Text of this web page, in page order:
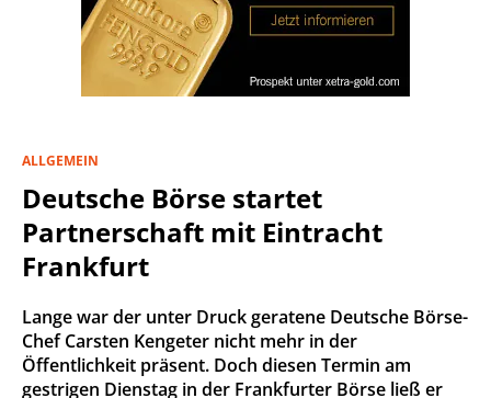
ALLGEMEIN
Deutsche Börse startet
Partnerschaft mit Eintracht
Frankfurt
Lange war der unter Druck geratene Deutsche Börse-
Chef Carsten Kengeter nicht mehr in der
Öffentlichkeit präsent. Doch diesen Termin am
gestrigen Dienstag in der Frankfurter Börse ließ er